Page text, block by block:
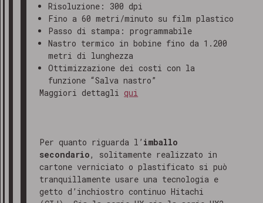
Risoluzione: 300 dpi
Fino a 60 metri/minuto su film plastico
Passo di stampa: programmabile
Nastro termico in bobine fino da 1.200
metri di lunghezza
Ottimizzazione dei costi con la
funzione “Salva nastro”
Maggiori dettagli qui
Per quanto riguarda l’ imballo
secondario, solitamente realizzato in
cartone verniciato o plastificato si può
tranquillamente usare una tecnologia e
getto d’inchiostro continuo Hitachi